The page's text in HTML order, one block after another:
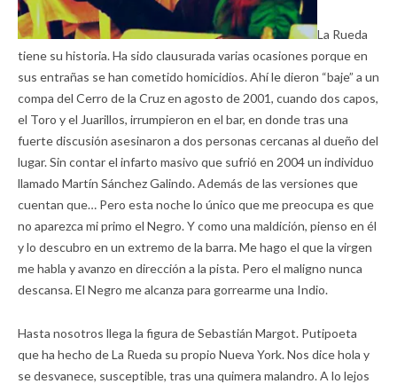
La Rueda
tiene su historia. Ha sido clausurada varias ocasiones porque en
sus entrañas se han cometido homicidios. Ahí le dieron “baje” a un
compa del Cerro de la Cruz en agosto de 2001, cuando dos capos,
el Toro y el Juarillos, irrumpieron en el bar, en donde tras una
fuerte discusión asesinaron a dos personas cercanas al dueño del
lugar. Sin contar el infarto masivo que sufrió en 2004 un individuo
llamado Martín Sánchez Galindo. Además de las versiones que
cuentan que… Pero esta noche lo único que me preocupa es que
no aparezca mi primo el Negro. Y como una maldición, pienso en él
y lo descubro en un extremo de la barra. Me hago el que la virgen
me habla y avanzo en dirección a la pista. Pero el maligno nunca
descansa. El Negro me alcanza para gorrearme una Indio.
Hasta nosotros llega la figura de Sebastián Margot. Putipoeta
que ha hecho de La Rueda su propio Nueva York. Nos dice hola y
se desvanece, susceptible, tras una quimera malandro. A lo lejos